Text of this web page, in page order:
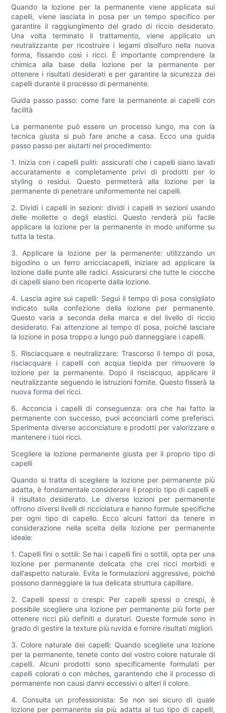
Quando la lozione per la permanente viene applicata sui
capelli, viene lasciata in posa per un tempo specifico per
garantire il raggiungimento del grado di riccio desiderato.
Una volta terminato il trattamento, viene applicato un
neutralizzante per ricostruire i legami disolfuro nella nuova
forma, fissando così i ricci. È importante comprendere la
chimica alla base della lozione per la permanente per
ottenere i risultati desiderati e per garantire la sicurezza dei
capelli durante il processo di permanente.
Guida passo passo: come fare la permanente ai capelli con
facilità
La permanente può essere un processo lungo, ma con la
tecnica giusta si può fare anche a casa. Ecco una guida
passo passo per aiutarti nel procedimento:
1. Inizia con i capelli puliti: assicurati che i capelli siano lavati
accuratamente e completamente privi di prodotti per lo
styling o residui. Questo permetterà alla lozione per la
permanente di penetrare uniformemente nei capelli.
2. Dividi i capelli in sezioni: dividi i capelli in sezioni usando
delle mollette o degli elastici. Questo renderà più facile
applicare la lozione per la permanente in modo uniforme su
tutta la testa.
3. Applicare la lozione per la permanente: utilizzando un
bigodino o un ferro arricciacapelli, iniziare ad applicare la
lozione dalle punte alle radici. Assicurarsi che tutte le ciocche
di capelli siano ben ricoperte dalla lozione.
4. Lascia agire sui capelli: Segui il tempo di posa consigliato
indicato sulla confezione della lozione per permanente.
Questo varia a seconda della marca e del livello di riccio
desiderato. Fai attenzione al tempo di posa, poiché lasciare
la lozione in posa troppo a lungo può danneggiare i capelli.
5. Risciacquare e neutralizzare: Trascorso il tempo di posa,
risciacquare i capelli con acqua tiepida per rimuovere la
lozione per la permanente. Dopo il risciacquo, applicare il
neutralizzante seguendo le istruzioni fornite. Questo fisserà la
nuova forma dei ricci.
6. Acconcia i capelli di conseguenza: ora che hai fatto la
permanente con successo, puoi acconciarli come preferisci.
Sperimenta diverse acconciature e prodotti per valorizzare e
mantenere i tuoi ricci.
Scegliere la lozione permanente giusta per il proprio tipo di
capelli
Quando si tratta di scegliere la lozione per permanente più
adatta, è fondamentale considerare il proprio tipo di capelli e
il risultato desiderato. Le diverse lozioni per permanente
offrono diversi livelli di ricciolatura e hanno formule specifiche
per ogni tipo di capello. Ecco alcuni fattori da tenere in
considerazione nella scelta della lozione per permanente
ideale:
1. Capelli fini o sottili: Se hai i capelli fini o sottili, opta per una
lozione per permanente delicata che crei ricci morbidi e
dall'aspetto naturale. Evita le formulazioni aggressive, poiché
possono danneggiare la tua delicata struttura capillare.
2. Capelli spessi o crespi: Per capelli spessi o crespi, è
possibile scegliere una lozione per permanente più forte per
ottenere ricci più definiti e duraturi. Queste formule sono in
grado di gestire la texture più ruvida e fornire risultati migliori.
3. Colore naturale dei capelli: Quando scegliete una lozione
per la permanente, tenete conto del vostro colore naturale di
capelli. Alcuni prodotti sono specificamente formulati per
capelli colorati o con mèches, garantendo che il processo di
permanente non causi danni eccessivi o alteri il colore.
4. Consulta un professionista: Se non sei sicuro di quale
lozione per permanente sia più adatta al tuo tipo di capelli,